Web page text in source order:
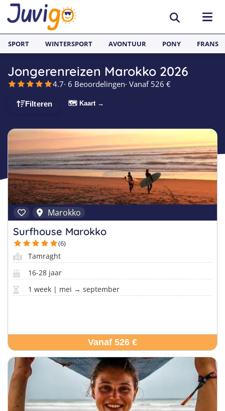
BESTEMMINGEN
België
Zweden
Portugal
Frankrijk
Italië
Malta
Nederland
Buitenland
SURFKAMPEN
Surfkampen Frankrijk
Surfkampen Spanje
Surfkampen Portugal
Surfkampen Nederland
Surfkampen Sri Lanka
Surfkampen Buitenland
Surfkampen 18+
TAALVAKANTIES
Alle Juvigo Taalreizen
Taalvakanties Frans
Taalvakanties Engels
Taalvakanties Spaans
Taalvakanties Nederlands
Taalvakanties Duits
Taalvakanties Italiaans
GROEPSREIZEN
Jongeren
Jongvolwassenen
Volwassenen
SPORT WINTERSPORT AVONTUUR PONY FRANS
Jongerenreizen Marokko 2026
4.7· 6 Beoordelingen· Vanaf 526 €
Filteren 🗺 Kaart →
Marokko
Surfhouse Marokko
(6)
Tamraght
16-28 jaar
1 week | mei → september
Vanaf 526 €